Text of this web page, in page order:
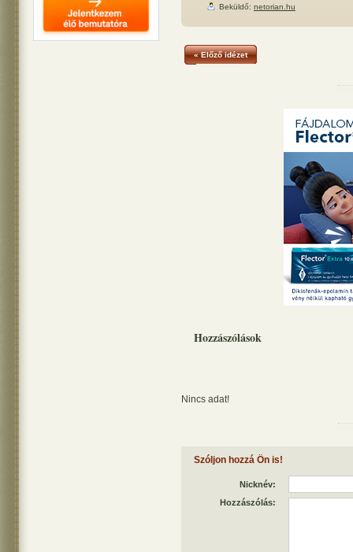
Beküldő: netorian.hu
« Előző idézet
Hozzászólások
Nincs adat!
Szóljon hozzá Ön is!
Nicknév:
Hozzászólás: